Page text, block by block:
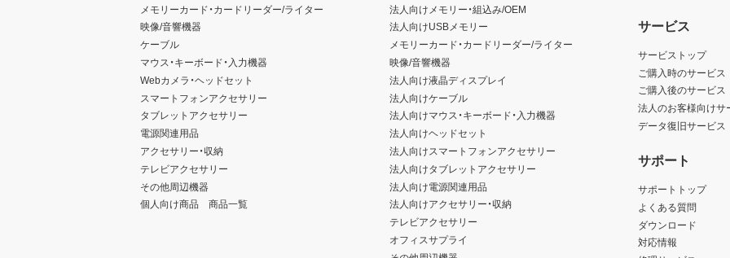
メモリーカード・カードリーダー/ライター
映像/音響機器
ケーブル
マウス・キーボード・入力機器
Webカメラ・ヘッドセット
スマートフォンアクセサリー
タブレットアクセサリー
電源関連用品
アクセサリー・収納
テレビアクセサリー
その他周辺機器
個人向け商品 商品一覧
法人向けメモリー・組込み/OEM
法人向けUSBメモリー
メモリーカード・カードリーダー/ライター
映像/音響機器
法人向け液晶ディスプレイ
法人向けケーブル
法人向けマウス・キーボード・入力機器
法人向けヘッドセット
法人向けスマートフォンアクセサリー
法人向けタブレットアクセサリー
法人向け電源関連用品
法人向けアクセサリー・収納
テレビアクセサリー
オフィスサプライ
サービス
サービストップ
ご購入時のサービス
ご購入後のサービス
法人のお客様向けサ
データ復旧サービス
サポート
サポートトップ
よくある質問
ダウンロード
対応情報